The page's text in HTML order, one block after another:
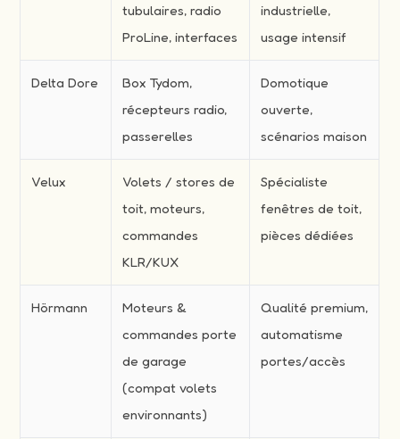
tubulaires, radio
ProLine, interfaces
industrielle,
usage intensif
Delta Dore
Box Tydom,
récepteurs radio,
passerelles
Domotique
ouverte,
scénarios maison
Velux
Volets / stores de
toit, moteurs,
commandes
KLR/KUX
Spécialiste
fenêtres de toit,
pièces dédiées
Hörmann
Moteurs &
commandes porte
de garage
(compat volets
environnants)
Qualité premium,
automatisme
portes/accès